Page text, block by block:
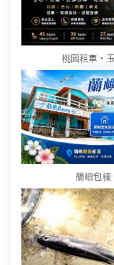
桃園租車‧
蘭嶼包棟